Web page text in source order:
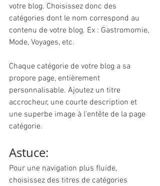
votre blog. Choisissez donc des
catégories dont le nom correspond au
contenu de votre blog. Ex : Gastromomie,
Mode, Voyages, etc.
Chaque catégorie de votre blog a sa
propore page, entièrement
personnalisable. Ajoutez un titre
accrocheur, une courte description et
une superbe image à l'entête de la page
catégorie.
Astuce:
Pour une navigation plus fluide,
choisissez des titres de catégories